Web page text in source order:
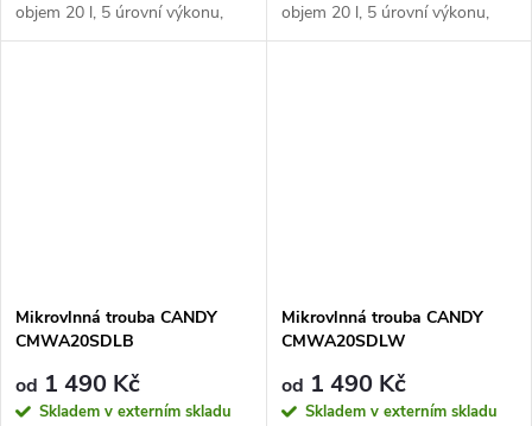
objem 20 l, 5 úrovní výkonu,
700W výkon mikrovlnného
objem 20 l, 5 úrovní výkonu,
700W výkon mikrovlnného
Mikrovlnná trouba CANDY
CMWA20SDLB
od 1 490 Kč
Skladem v externím skladu
Mikrovlnná trouba CANDY
CMWA20SDLW
od 1 490 Kč
Skladem v externím skladu